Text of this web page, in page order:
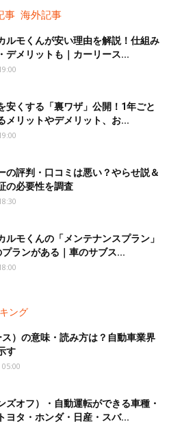
事 海外記事
ルモくんが安い理由を解説！仕組み
デメリットも｜カーリース...
安くする「裏ワザ」公開！1年ごと
メリットやデメリット、お...
の評判・口コミは悪い？やらせ説＆
の必要性を調査
ルモくんの「メンテナンスプラン」
ランがある｜車のサブス...
ング
ス）の意味・読み方は？自動車業界
す
ズオフ）・自動運転ができる車種・
ヨタ・ホンダ・日産・スバ...